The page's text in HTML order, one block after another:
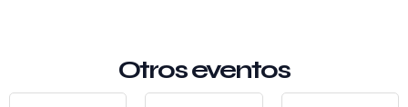
Otros eventos